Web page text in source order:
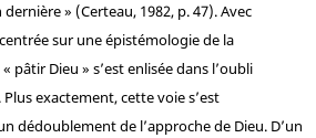
» (Certeau, 1982, p. 47). Avec
sur une épistémologie de la
pâtir Dieu » s’est enlisée dans l’oubli
exactement, cette voie s’est
dédoublement de l’approche de Dieu. D’un